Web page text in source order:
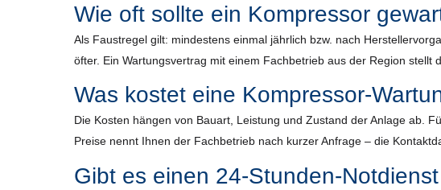
Wie oft sollte ein Kompressor
Als Faustregel gilt: mindestens einmal jährlich bzw. nach
öfter. Ein Wartungsvertrag mit einem Fachbetrieb aus der Region stellt
Was kostet eine Kompressor-
Die Kosten hängen von Bauart, Leistung und Zustand der Anlage ab.
Preise nennt Ihnen der Fachbetrieb nach kurzer Anfrage – die
Gibt es einen 24-Stunden-